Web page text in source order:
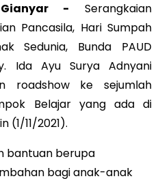
Gianyar -
Serangkaian
Pancasila, Hari Sumpah
Sedunia, Bunda PAUD
Ida Ayu Surya Adnyani
roadshow ke sejumlah
Belajar yang ada di
(1/11/2021).
bantuan berupa
bagi anak-anak